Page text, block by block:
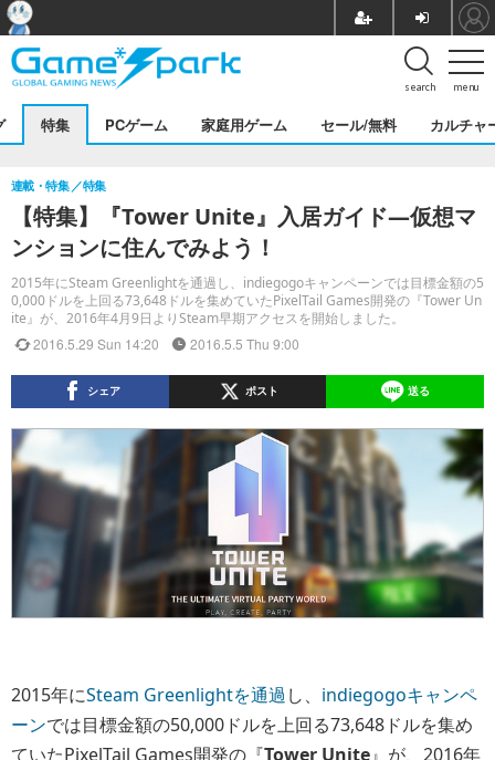
menu
search
特集 PCゲーム 家庭用ゲーム セール/無料 カルチャ
【特集】『Tower Unite』入居ガイド―仮想マ
ンションに住んでみよう！
2015年にSteam Greenlightを通過し、indiegogoキャンペーンでは目標金額の5
0,000ドルを上回る73,648ドルを集めていたPixelTail Games開発の『Tower Un
ite』が、2016年4月9日よりSteam早期アクセスを開始しました。
連載・特集 特集
2016.5.29 Sun 14:20 2016.5.5 Thu 9:00
シェア ポスト 送る
2015年にSteam Greenlightを通過 し、 indiegogoキャンペ
ーンでは目標金額の50,000ドルを上回る73,648ドルを集め
ていたPixelTail Games開発の『Tower Unite』が、2016年